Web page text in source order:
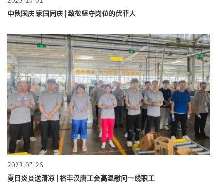
中秋国庆 家国同庆 | 致敬坚守岗位的优菲人
2023-07-26
夏日炎炎送清凉 | 裕丰汉唐工会高温慰问一线职工